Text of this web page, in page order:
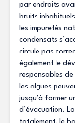
par endroits
bruits
les impuretés
condensats
circule pas
également le
responsables
les algues
jusqu’à former
d’évacuation.